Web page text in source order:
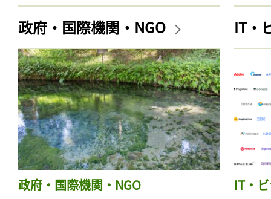
政府・国際機関・NGO
政府・国際機関・NGO
IT・
IT・